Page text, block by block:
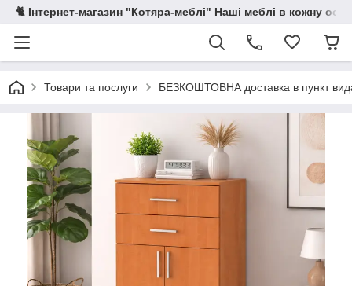
🐈 Інтернет-магазин "Котяра-меблі" Наші меблі в кожну
Товари та послуги БЕЗКОШТОВНА доставка в пункт